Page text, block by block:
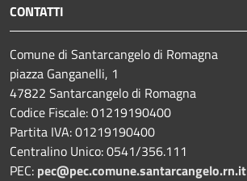
CONTATTI
Comune di Santarcangelo di Romagna
piazza Ganganelli, 1
47822 Santarcangelo di Romagna
Codice Fiscale: 01219190400
Partita IVA: 01219190400
Centralino Unico: 0541/356.111
PEC: pec@pec.comune.santarcangelo.rn.it